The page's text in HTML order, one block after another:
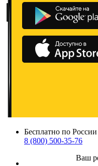
Бесплатно по России
8 (800) 500-35-76
Ваш